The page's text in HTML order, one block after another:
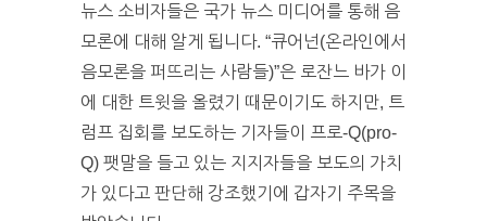
뉴스 소비자들은 국가 뉴스 미디어를 통해 음
모론에 대해 알게 됩니다. “큐어넌(온라인에서
음모론을 퍼뜨리는 사람들)”은 로잔느 바가 이
에 대한 트윗을 올렸기 때문이기도 하지만, 트
럼프 집회를 보도하는 기자들이 프로-Q(pro-
Q) 팻말을 들고 있는 지지자들을 보도의 가치
가 있다고 판단해 강조했기에 갑자기 주목을